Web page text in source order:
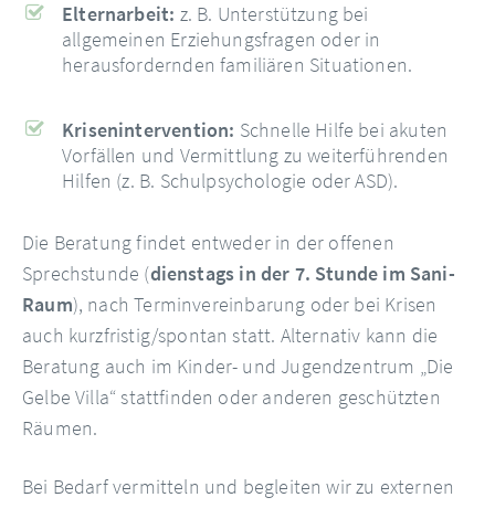
Elternarbeit: z. B. Unterstützung bei
allgemeinen Erziehungsfragen oder in
herausfordernden familiären Situationen.
Krisenintervention: Schnelle Hilfe bei akuten
Vorfällen und Vermittlung zu weiterführenden
Hilfen (z. B. Schulpsychologie oder ASD).
Die Beratung findet entweder in der offenen
Sprechstunde (dienstags in der 7. Stunde im Sani-
Raum), nach Terminvereinbarung oder bei Krisen
auch kurzfristig/spontan statt. Alternativ kann die
Beratung auch im Kinder- und Jugendzentrum „Die
Gelbe Villa“ stattfinden oder anderen geschützten
Räumen.
Bei Bedarf vermitteln und begleiten wir zu externen